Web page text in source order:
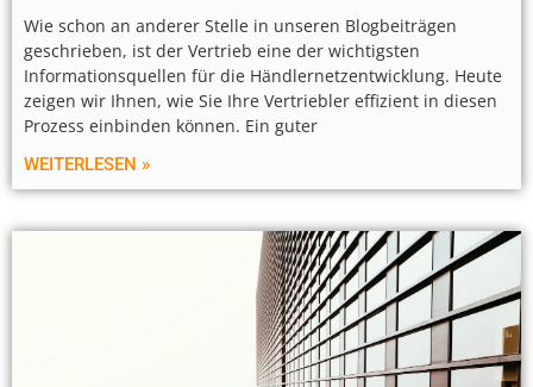
Wie schon an anderer Stelle in unseren Blogbeiträgen
geschrieben, ist der Vertrieb eine der wichtigsten
Informationsquellen für die Händlernetzentwicklung. Heute
zeigen wir Ihnen, wie Sie Ihre Vertriebler effizient in diesen
Prozess einbinden können. Ein guter
WEITERLESEN »